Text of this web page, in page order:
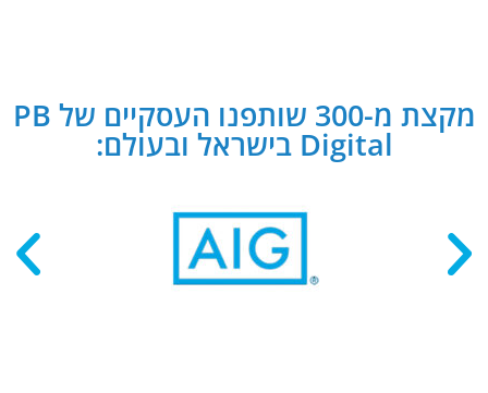
מקצת מ-300 שותפנו העסקיים של PB
Digital בישראל ובעולם: